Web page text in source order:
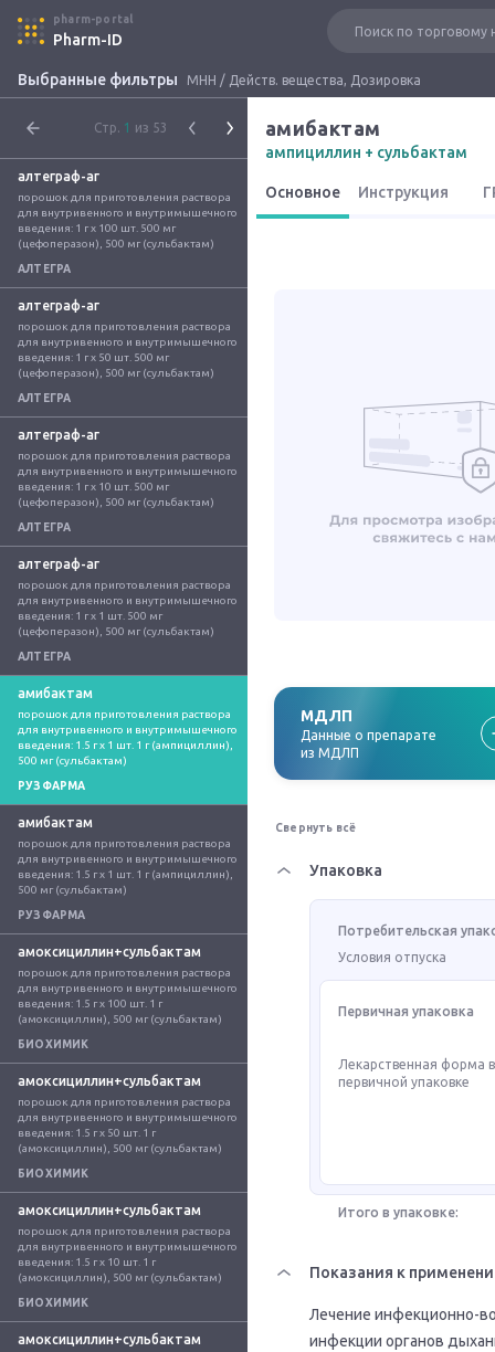
pharm-portal
Pharm-ID
Выбранные фильтры МНН / Действ. вещества, Дозировка
Стр. 1 из 53
алтеграф-аг
порошок для приготовления раствора
для внутривенного и внутримышечного
введения: 1 г x 100 шт. 500 мг
(цефоперазон), 500 мг (сульбактам)
АЛТЕГРА
алтеграф-аг
порошок для приготовления раствора
для внутривенного и внутримышечного
введения: 1 г x 50 шт. 500 мг
(цефоперазон), 500 мг (сульбактам)
АЛТЕГРА
алтеграф-аг
порошок для приготовления раствора
для внутривенного и внутримышечного
введения: 1 г x 10 шт. 500 мг
(цефоперазон), 500 мг (сульбактам)
АЛТЕГРА
алтеграф-аг
порошок для приготовления раствора
для внутривенного и внутримышечного
введения: 1 г x 1 шт. 500 мг
(цефоперазон), 500 мг (сульбактам)
АЛТЕГРА
амибактам
порошок для приготовления раствора
для внутривенного и внутримышечного
введения: 1.5 г x 1 шт. 1 г (ампициллин),
500 мг (сульбактам)
РУЗФАРМА
амибактам
порошок для приготовления раствора
для внутривенного и внутримышечного
введения: 1.5 г x 1 шт. 1 г (ампициллин),
500 мг (сульбактам)
РУЗФАРМА
амоксициллин+сульбактам
порошок для приготовления раствора
для внутривенного и внутримышечного
введения: 1.5 г x 100 шт. 1 г
(амоксициллин), 500 мг (сульбактам)
БИОХИМИК
амоксициллин+сульбактам
порошок для приготовления раствора
для внутривенного и внутримышечного
введения: 1.5 г x 50 шт. 1 г
(амоксициллин), 500 мг (сульбактам)
БИОХИМИК
амоксициллин+сульбактам
порошок для приготовления раствора
для внутривенного и внутримышечного
введения: 1.5 г x 10 шт. 1 г
(амоксициллин), 500 мг (сульбактам)
БИОХИМИК
амоксициллин+сульбактам
амибактам
ампициллин + сульбактам
Основное Инструкция
МДЛП
Данные о препарате
из МДЛП
Свернуть всё
Упаковка
Потребительская
Условия отпуска
Первичная упаковка
Лекарственная форма
первичной упаковке
Итого в упаковке:
Показания к
Лечение инфекционно-
инфекции органов